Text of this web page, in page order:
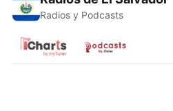
Radios y Podcasts